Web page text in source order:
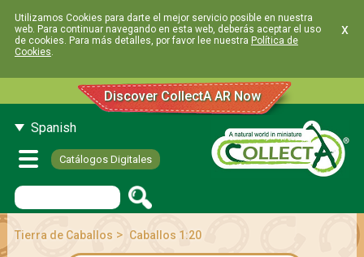
Utilizamos Cookies para darte el mejor servicio posible en nuestra
web. Para continuar navegando en esta web, deberás aceptar el uso
de cookies. Para más detalles, por favor lee nuestra Política de
Cookies.
x
Discover CollectA AR Now
Spanish
Catálogos Digitales
Tierra de Caballos > Caballos 1:20